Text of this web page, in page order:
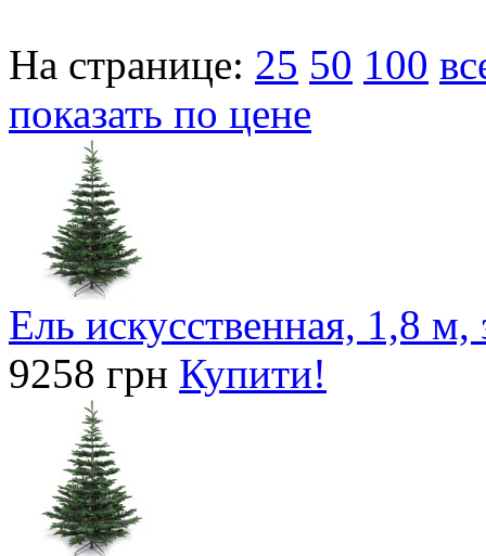
На странице: 25 50 100
показать по цене
Ель искусственная, 1,8 м,
9258 грн Купити!